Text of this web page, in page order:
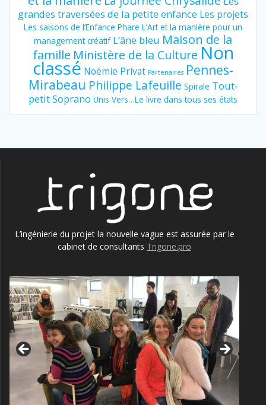
grandes traversées de la petite enfance Les projets
Les saisons de l’Enfance Phare L’Art et la manière pour un
management créatif L’âne bleu Maison de la
famille Ministère de la Culture Non
classé Noémie Privat Partenaires Pennes-
Mirabeau Philippe Lafeuille Spirale Tout-
petit Soprano Unis Vers…Le livre dans tous ses états
L’ingénierie du projet la nouvelle vague est assurée par le
cabinet de consultants Trigone.pro